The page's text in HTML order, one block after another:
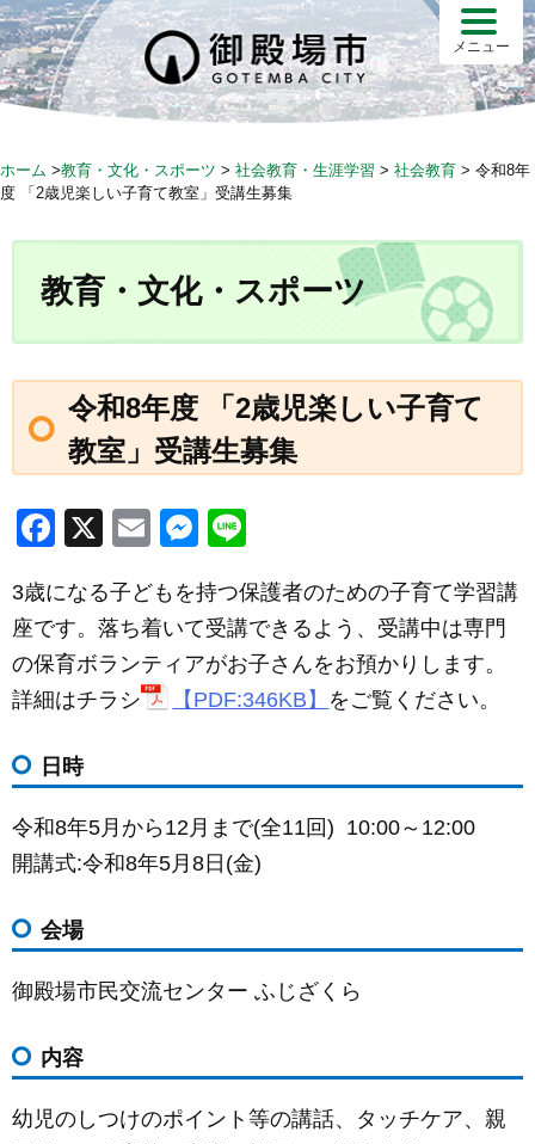
S
k
i
p
c
メニュー
ホーム >教育・文化・スポーツ > 社会教育・生涯学習 > 社会教育 > 令和8年
度 「2歳児楽しい子育て教室」受講生募集
教育・文化・スポーツ
令和8年度 「2歳児楽しい子育て
教室」受講生募集
F
c
e
b
o
o
k
X
E
ail
M
ss
e
n
g
e
3歳になる子どもを持つ保護者のための子育て学習講
座です。落ち着いて受講できるよう、受講中は専門
の保育ボランティアがお子さんをお預かりします。
詳細はチラシ
【PDF:346KB】 をご覧ください。
日時
令和8年5月から12月まで(全11回) 10:00～12:00
開講式:令和8年5月8日(金)
会場
御殿場市民交流センター ふじざくら
内容
幼児のしつけのポイント等の講話、タッチケア、親